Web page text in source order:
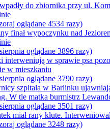
do zbiornika przy ul.
oglądane 4534 razy)
finał wypoczynku nad
oglądane 3896 razy)
interweniują w sprawie psa
w mieszkaniu
oglądane 3790 razy)
szpitala w Barlinku
W tle matka burmistrz
oglądane 3501 razy)
miał rany kłute.
oglądane 3248 razy)